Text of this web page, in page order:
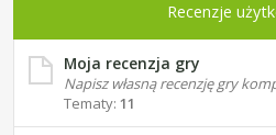
Recenzje
Moja recenzja gry
Napisz własną recenzję gry
Tematy: 11